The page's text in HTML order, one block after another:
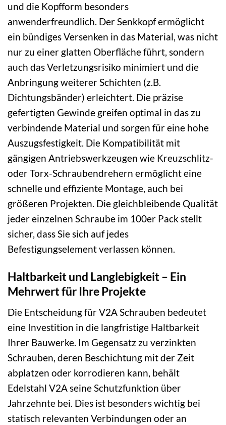
und die Kopfform besonders
anwenderfreundlich. Der Senkkopf ermöglicht
ein bündiges Versenken in das Material, was nicht
nur zu einer glatten Oberfläche führt, sondern
auch das Verletzungsrisiko minimiert und die
Anbringung weiterer Schichten (z.B.
Dichtungsbänder) erleichtert. Die präzise
gefertigten Gewinde greifen optimal in das zu
verbindende Material und sorgen für eine hohe
Auszugsfestigkeit. Die Kompatibilität mit
gängigen Antriebswerkzeugen wie Kreuzschlitz-
oder Torx-Schraubendrehern ermöglicht eine
schnelle und effiziente Montage, auch bei
größeren Projekten. Die gleichbleibende Qualität
jeder einzelnen Schraube im 100er Pack stellt
sicher, dass Sie sich auf jedes
Befestigungselement verlassen können.
Haltbarkeit und Langlebigkeit – Ein
Mehrwert für Ihre Projekte
Die Entscheidung für V2A Schrauben bedeutet
eine Investition in die langfristige Haltbarkeit
Ihrer Bauwerke. Im Gegensatz zu verzinkten
Schrauben, deren Beschichtung mit der Zeit
abplatzen oder korrodieren kann, behält
Edelstahl V2A seine Schutzfunktion über
Jahrzehnte bei. Dies ist besonders wichtig bei
statisch relevanten Verbindungen oder an